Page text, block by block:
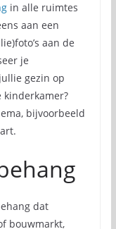
in alle ruimtes
aan een
aan de
je
gezin op
bijvoorbeeld
dat
bouwmarkt,